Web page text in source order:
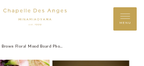
MENU